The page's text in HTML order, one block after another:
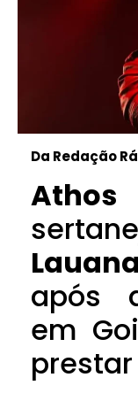
Da Redação
Athos
após
em